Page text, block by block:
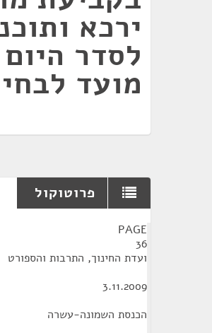
ירכא
לסדר
מועד
פרוטוקול
PAGE
36
ועדת החינוך, התרבות והספורט
3.11.2009
הכנסת השמונה-עשרה